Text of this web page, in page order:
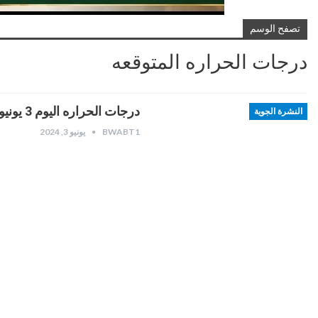
تصفح الوسم
درجات الحراره المتوقعه
النشرة الجوية درجات الحراره اليوم 3 يونيو 2024
BWABT1 يونيو 3, 2024